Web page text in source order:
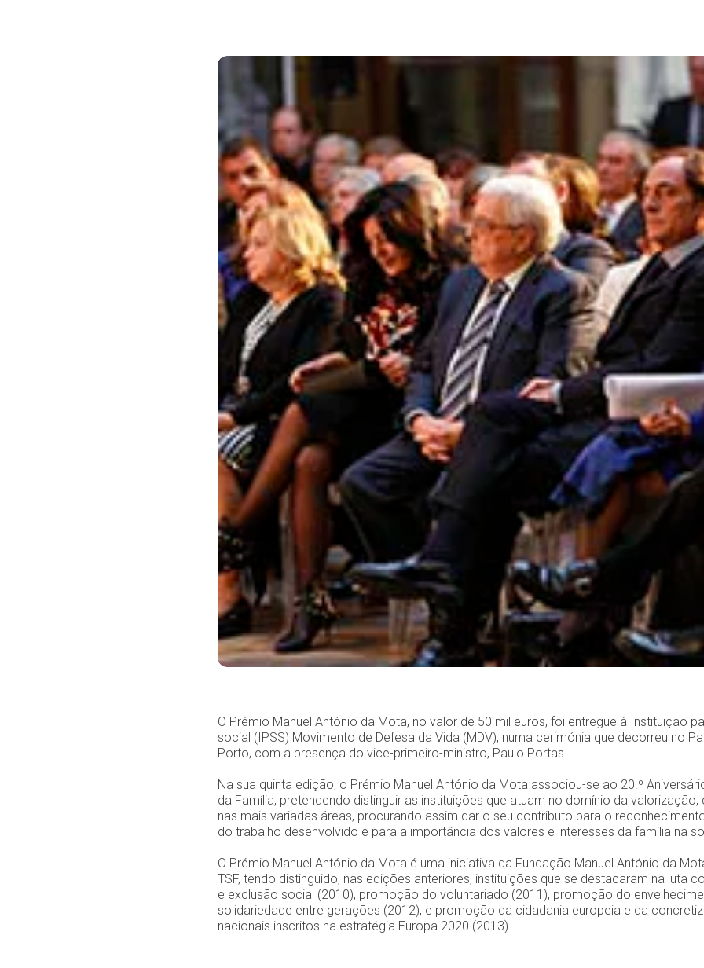
O Prémio Manuel António da Mota, no valor de 50 mil euros, foi entregue à Instituição
social (IPSS) Movimento de Defesa da Vida (MDV), numa cerimónia que decorreu no
Porto, com a presença do vice-primeiro-ministro, Paulo Portas.
Na sua quinta edição, o Prémio Manuel António da Mota associou-se ao 20.º
da Família, pretendendo distinguir as instituições que atuam no domínio da
nas mais variadas áreas, procurando assim dar o seu contributo para o
do trabalho desenvolvido e para a importância dos valores e interesses da família na
O Prémio Manuel António da Mota é uma iniciativa da Fundação Manuel António da
TSF, tendo distinguido, nas edições anteriores, instituições que se destacaram na luta
e exclusão social (2010), promoção do voluntariado (2011), promoção do
solidariedade entre gerações (2012), e promoção da cidadania europeia e da
nacionais inscritos na estratégia Europa 2020 (2013).